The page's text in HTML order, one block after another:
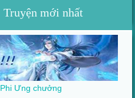
Truyện mới nhất
Phi Ưng chưởng